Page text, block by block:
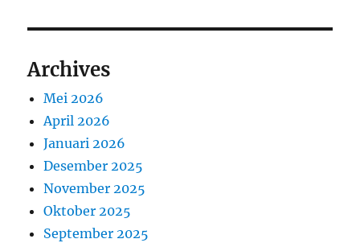
Archives
Mei 2026
April 2026
Januari 2026
Desember 2025
November 2025
Oktober 2025
September 2025